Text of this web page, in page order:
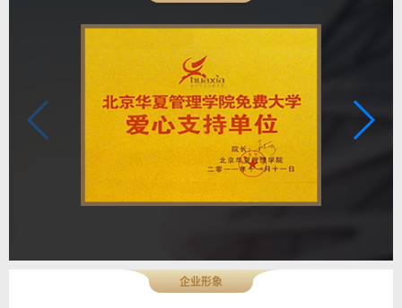
企业形象